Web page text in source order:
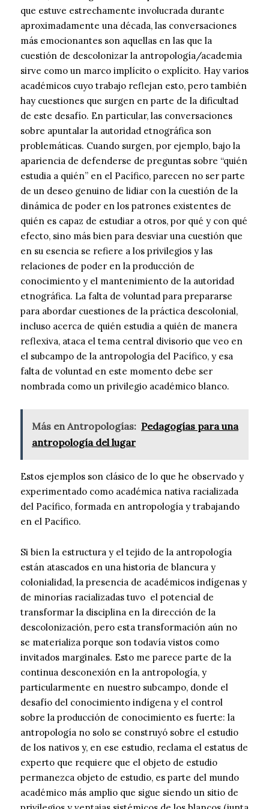
que estuve estrechamente involucrada durante
aproximadamente una década, las conversaciones
más emocionantes son aquellas en las que la
cuestión de descolonizar la antropología/academia
sirve como un marco implícito o explícito. Hay varios
académicos cuyo trabajo reflejan esto, pero también
hay cuestiones que surgen en parte de la dificultad
de este desafío. En particular, las conversaciones
sobre apuntalar la autoridad etnográfica son
problemáticas. Cuando surgen, por ejemplo, bajo la
apariencia de defenderse de preguntas sobre “quién
estudia a quién” en el Pacífico, parecen no ser parte
de un deseo genuino de lidiar con la cuestión de la
dinámica de poder en los patrones existentes de
quién es capaz de estudiar a otros, por qué y con qué
efecto, sino más bien para desviar una cuestión que
en su esencia se refiere a los privilegios y las
relaciones de poder en la producción de
conocimiento y el mantenimiento de la autoridad
etnográfica. La falta de voluntad para prepararse
para abordar cuestiones de la práctica descolonial,
incluso acerca de quién estudia a quién de manera
reflexiva, ataca el tema central divisorio que veo en
el subcampo de la antropología del Pacífico, y esa
falta de voluntad en este momento debe ser
nombrada como un privilegio académico blanco.
Más en Antropologías: Pedagogías para una
antropología del lugar
Estos ejemplos son clásico de lo que he observado y
experimentado como académica nativa racializada
del Pacífico, formada en antropología y trabajando
en el Pacífico.
Si bien la estructura y el tejido de la antropología
están atascados en una historia de blancura y
colonialidad, la presencia de académicos indígenas y
de minorías racializadas tuvo el potencial de
transformar la disciplina en la dirección de la
descolonización, pero esta transformación aún no
se materializa porque son todavía vistos como
invitados marginales. Esto me parece parte de la
continua desconexión en la antropología, y
particularmente en nuestro subcampo, donde el
desafío del conocimiento indígena y el control
sobre la producción de conocimiento es fuerte: la
antropología no solo se construyó sobre el estudio
de los nativos y, en ese estudio, reclama el estatus de
experto que requiere que el objeto de estudio
permanezca objeto de estudio, es parte del mundo
académico más amplio que sigue siendo un sitio de